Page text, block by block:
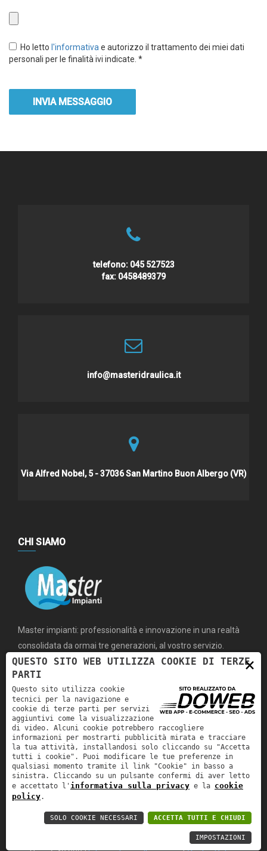
Obbligatorio
Ho letto l'informativa e autorizzo il trattamento dei miei dati
personali per le finalità ivi indicate. *
INVIA MESSAGGIO
telefono: 045 527523
fax: 0458489379
info@masteridraulica.it
Via Alfred Nobel, 5 - 37036 San Martino Buon Albergo (VR)
CHI SIAMO
Master impianti: professionalità e innovazione in una realtà
consolidata da ormai tre generazioni, al vostro servizio.
MENÙ
home
azienda
servizi
lavori e news
lavora con noi
IMPIANTI SANITARI
GAS
RISCALDAMENTO
CONDIZIONAMENTO
ANTINCENDIO
Master S.r.l. | P.IVA: 03539760235 | REA: VR-344690 | Cap.
×
QUESTO SITO WEB UTILIZZA COOKIE DI TERZE
PARTI
Questo sito utilizza cookie
tecnici per la navigazione e
cookie di terze parti per servizi
aggiuntivi come la visualizzazione
di video. Alcuni cookie potrebbero raccogliere
informazioni per mostrarti pubblicità mirata e tracciare
la tua attività, installandosi solo cliccando su "Accetta
tutti i cookie". Puoi modificare le tue preferenze in
qualsiasi momento tramite il link "Cookie" in basso a
sinistra. Cliccando su un pulsante confermi di aver letto
e accettato l' informativa sulla privacy e la cookie
policy.
ACCETTA TUTTI E CHIUDI
SOLO COOKIE NECESSARI
IMPOSTAZIONI